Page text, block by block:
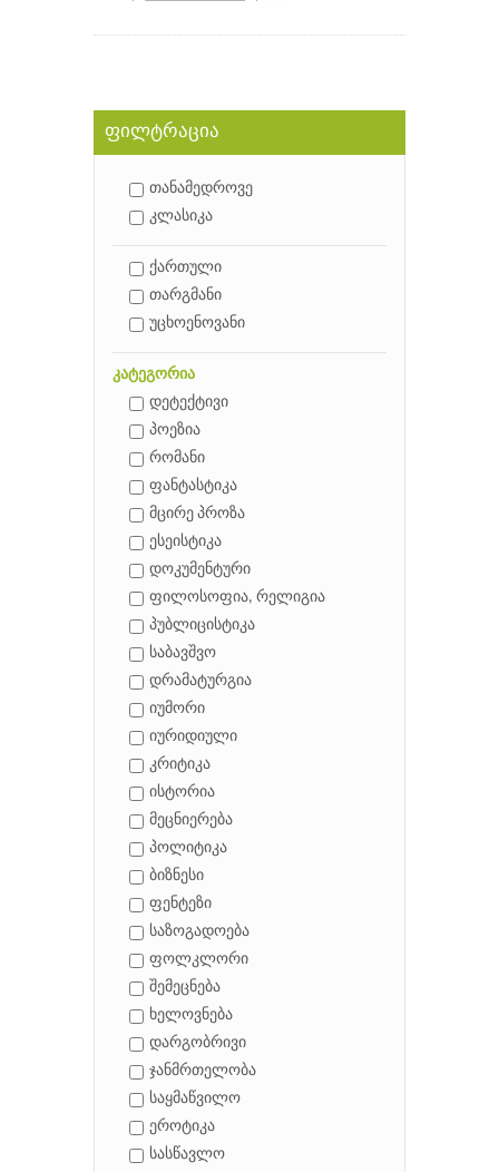
ფილტრაცია
თანამედროვე
კლასიკა
ქართული
თარგმანი
უცხოენოვანი
კატეგორია
დეტექტივი
პოეზია
რომანი
ფანტასტიკა
მცირე პროზა
ესეისტიკა
დოკუმენტური
ფილოსოფია, რელიგია
პუბლიცისტიკა
საბავშვო
დრამატურგია
იუმორი
იურიდიული
კრიტიკა
ისტორია
მეცნიერება
პოლიტიკა
ბიზნესი
ფენტეზი
საზოგადოება
ფოლკლორი
შემეცნება
ხელოვნება
დარგობრივი
ჯანმრთელობა
საყმაწვილო
ეროტიკა
სასწავლო